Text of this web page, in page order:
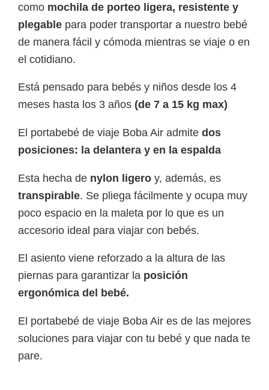
como mochila de porteo ligera, resistente y
plegable para poder transportar a nuestro bebé
de manera fácil y cómoda mientras se viaje o en
el cotidiano.
Está pensado para bebés y niños desde los 4
meses hasta los 3 años (de 7 a 15 kg max)
El portabebé de viaje Boba Air admite dos
posiciones: la delantera y en la espalda
Esta hecha de nylon ligero y, además, es
transpirable. Se pliega fácilmente y ocupa muy
poco espacio en la maleta por lo que es un
accesorio ideal para viajar con bebés.
El asiento viene reforzado a la altura de las
piernas para garantizar la posición
ergonómica del bebé.
El portabebé de viaje Boba Air es de las mejores
soluciones para viajar con tu bebé y que nada te
pare.